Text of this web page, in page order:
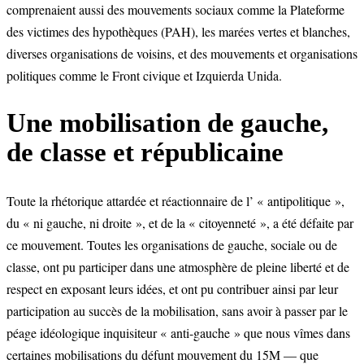
comprenaient aussi des mouvements sociaux comme la Plateforme
des victimes des hypothèques (PAH), les marées vertes et blanches,
diverses organisations de voisins, et des mouvements et organisations
politiques comme le Front civique et Izquierda Unida.
Une mobilisation de gauche,
de classe et républicaine
Toute la rhétorique attardée et réactionnaire de l’ « antipolitique »,
du « ni gauche, ni droite », et de la « citoyenneté », a été défaite par
ce mouvement. Toutes les organisations de gauche, sociale ou de
classe, ont pu participer dans une atmosphère de pleine liberté et de
respect en exposant leurs idées, et ont pu contribuer ainsi par leur
participation au succès de la mobilisation, sans avoir à passer par le
péage idéologique inquisiteur « anti-gauche » que nous vîmes dans
certaines mobilisations du défunt mouvement du 15M — que